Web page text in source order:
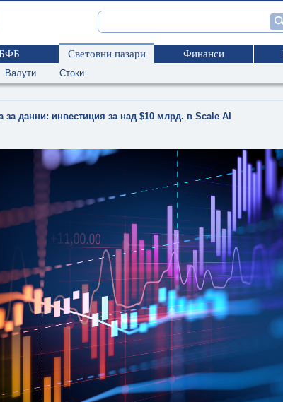
Световни пазари Финанси
Валути Стоки
за данни: инвестиция за над $10 млрд. в Scale AI